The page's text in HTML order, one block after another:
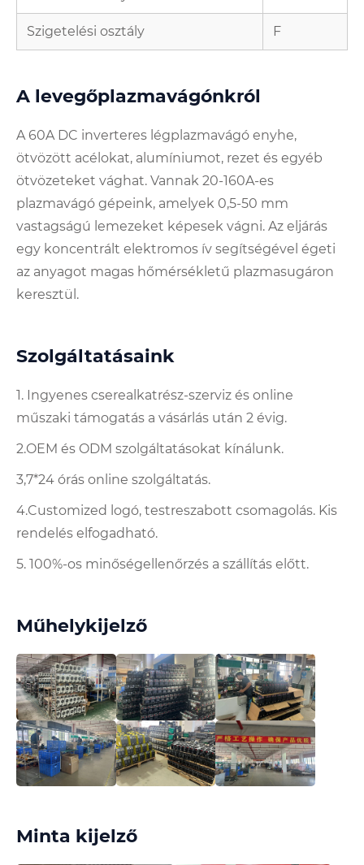
Szigetelési osztály F
A levegőplazmavágónkról
A 60A DC inverteres légplazmavágó enyhe,
ötvözött acélokat, alumíniumot, rezet és egyéb
ötvözeteket vághat. Vannak 20-160A-es
plazmavágó gépeink, amelyek 0,5-50 mm
vastagságú lemezeket képesek vágni. Az eljárás
egy koncentrált elektromos ív segítségével égeti
az anyagot magas hőmérsékletű plazmasugáron
keresztül.
Szolgáltatásaink
1. Ingyenes cserealkatrész-szerviz és online
műszaki támogatás a vásárlás után 2 évig.
2.OEM és ODM szolgáltatásokat kínálunk.
3,7*24 órás online szolgáltatás.
4.Customized logó, testreszabott csomagolás. Kis
rendelés elfogadható.
5. 100%-os minőségellenőrzés a szállítás előtt.
Műhelykijelző
Minta kijelző